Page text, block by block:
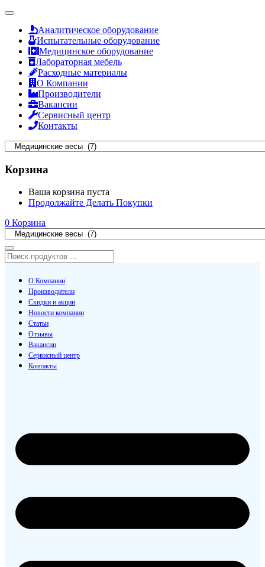
Аналитическое оборудование
Испытательные оборудование
Медицинское оборудование
Лабораторная мебель
Расходные материалы
О Компании
Производители
Вакансии
Сервисный центр
Контакты
Корзина
Ваша корзина пуста
Продолжайте Делать Покупки
0 Корзина
О Компании
Производители
Скидки и акции
Новости компании
Статьи
Отзывы
Вакансии
Сервисный центр
Контакты